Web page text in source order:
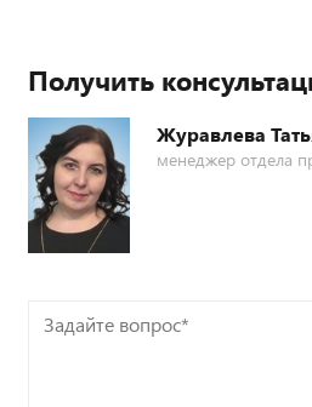
Получить
Журавлева
менеджер отдела
Задайте
вопрос*